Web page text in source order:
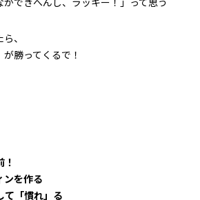
、
勝ってくるで！
ンを作る
て「慣れ」る